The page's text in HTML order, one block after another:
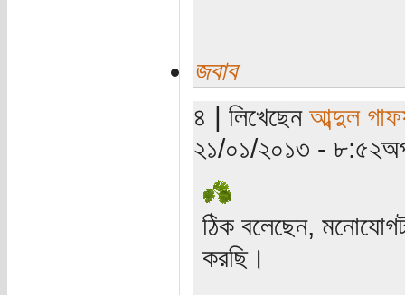
জবাব
৪ | লিখেছেন আব্দুল
২১/০১/২০১৩ -
ঠিক বলেছেন,
করছি।